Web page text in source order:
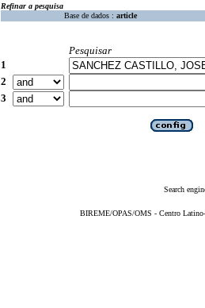
Refinar a pesquisa
Base de dados : article
Pesquisar
1
2
3
Search
BIREME/OPAS/OMS - Centro Latino-